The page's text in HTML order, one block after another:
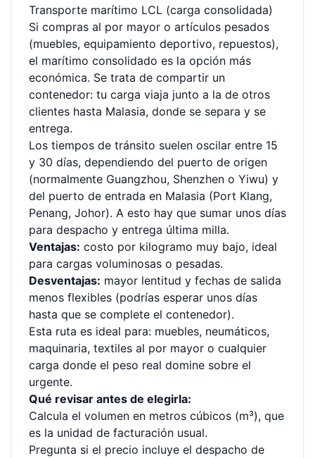
Transporte marítimo LCL (carga consolidada)
Si compras al por mayor o artículos pesados
(muebles, equipamiento deportivo, repuestos),
el marítimo consolidado es la opción más
económica. Se trata de compartir un
contenedor: tu carga viaja junto a la de otros
clientes hasta Malasia, donde se separa y se
entrega.
Los tiempos de tránsito suelen oscilar entre 15
y 30 días, dependiendo del puerto de origen
(normalmente Guangzhou, Shenzhen o Yiwu) y
del puerto de entrada en Malasia (Port Klang,
Penang, Johor). A esto hay que sumar unos días
para despacho y entrega última milla.
Ventajas: costo por kilogramo muy bajo, ideal
para cargas voluminosas o pesadas.
Desventajas: mayor lentitud y fechas de salida
menos flexibles (podrías esperar unos días
hasta que se complete el contenedor).
Esta ruta es ideal para: muebles, neumáticos,
maquinaria, textiles al por mayor o cualquier
carga donde el peso real domine sobre el
urgente.
Qué revisar antes de elegirla:
Calcula el volumen en metros cúbicos (m³), que
es la unidad de facturación usual.
Pregunta si el precio incluye el despacho de